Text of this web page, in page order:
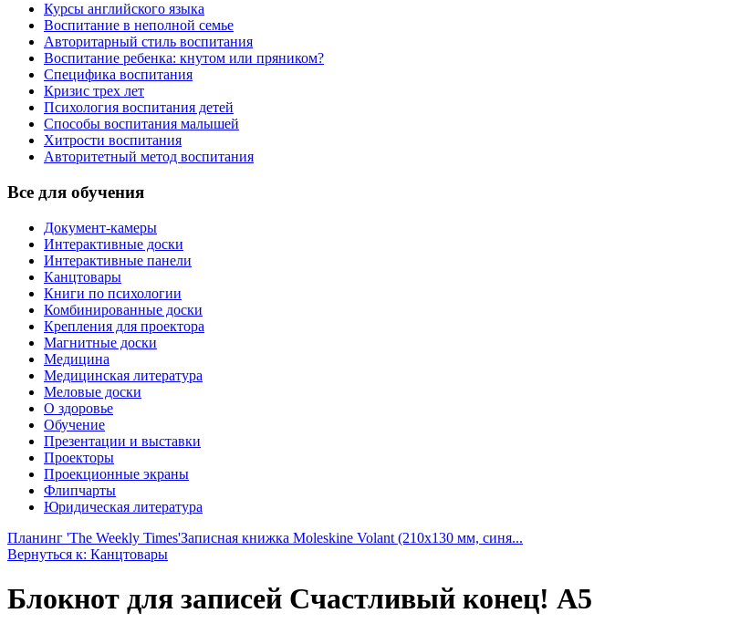
Курсы английского языка
Воспитание в неполной семье
Авторитарный стиль воспитания
Воспитание ребенка: кнутом или пряником?
Специфика воспитания
Кризис трех лет
Психология воспитания детей
Способы воспитания малышей
Хитрости воспитания
Авторитетный метод воспитания
Все для обучения
Документ-камеры
Интерактивные доски
Интерактивные панели
Канцтовары
Книги по психологии
Комбинированные доски
Крепления для проектора
Магнитные доски
Медицина
Медицинская литература
Меловые доски
О здоровье
Обучение
Презентации и выставки
Проекторы
Проекционные экраны
Флипчарты
Юридическая литература
Планинг 'The Weekly Times'Записная книжка Moleskine Volant (210x130 мм, синя...
Вернуться к: Канцтовары
Блокнот для записей Счастливый конец! А5